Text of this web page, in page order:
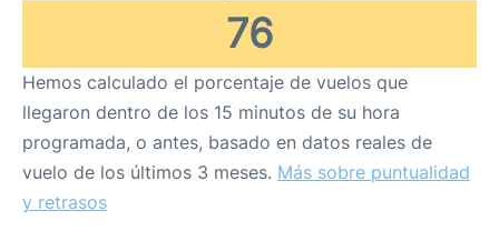
76
Hemos calculado el porcentaje de vuelos que
llegaron dentro de los 15 minutos de su hora
programada, o antes, basado en datos reales de
vuelo de los últimos 3 meses. Más sobre puntualidad
y retrasos